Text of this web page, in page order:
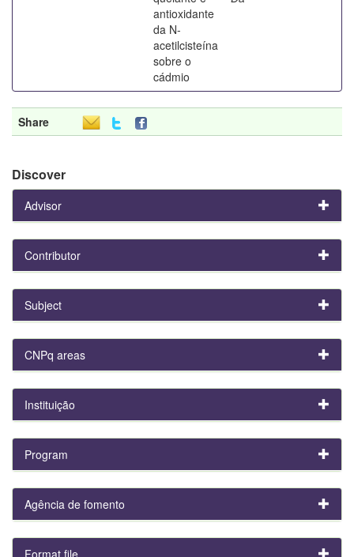
antioxidante
da N-
acetilcisteína
sobre o
cádmio
Share
Discover
Advisor
Contributor
Subject
CNPq areas
Instituição
Program
Agência de fomento
Format file